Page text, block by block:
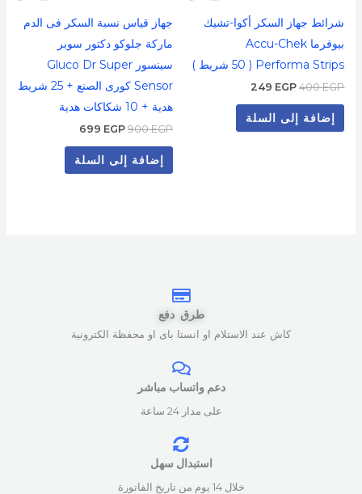
شرائط جهاز السكر أكوا-تشيك
بيوفرما Accu-Chek
Performa Strips ( 50 شريط )
400EGP
249 EGP
إضافة إلى السلة
جهاز قياس نسبة السكر فى الدم
ماركة جلوكو دكتور سوبر
سينسور Gluco Dr Super
Sensor كورى الصنع + 25 شريط
هدية + 10 شكاكات هدية
900EGP
699 EGP
إضافة إلى السلة
طرق دفع
كاش عند الاستلام او انستا باى او محفظة الكترونية
دعم واتساب مباشر
على مدار 24 ساعة
استبدال سهل
خلال 14 يوم من تاريخ الفاتورة